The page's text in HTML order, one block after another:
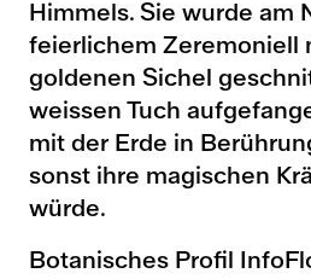
Himmels. Sie wurde am
feierlichem Zeremoniell
goldenen Sichel
weissen Tuch
mit der Erde in
sonst ihre magischen
würde.
Botanisches Profil